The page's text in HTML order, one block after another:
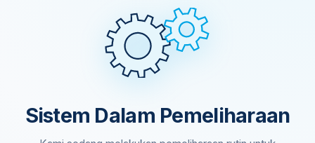
Sistem Dalam Pemeliharaan